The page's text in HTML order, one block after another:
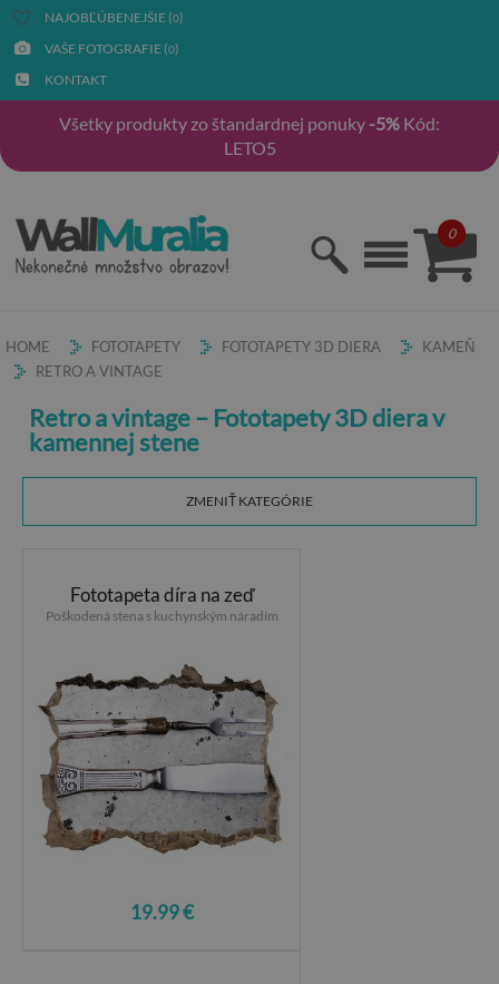
NAJOBĽÚBENEJŠIE (0)
VAŠE FOTOGRAFIE (0)
KONTAKT
Všetky produkty zo štandardnej ponuky -5% Kód:
LETO5
0
HOME FOTOTAPETY FOTOTAPETY 3D DIERA
KAMEŇ
RETRO A VINTAGE
Retro a vintage – Fototapety 3D diera v
kamennej stene
ZMENIŤ KATEGÓRIE
Fototapeta díra na zeď
Poškodená stena s kuchynským náradím
19.99 €